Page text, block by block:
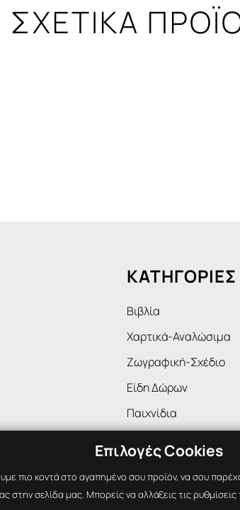
ΣΧΕΤΙΚΑ
ΚΑΤΗΓΟΡΙΕΣ
Βιβλία
Χαρτικά-Αναλώσιμα
Ζωγραφική-Σχέδιο
Είδη Δώρων
Παιχνίδια
Επιλογές Cookies
πιο κοντά στο αγαπημένο σου προϊόν, να σου
στην σελίδα μας. Μπορείς να αλλάξεις τις